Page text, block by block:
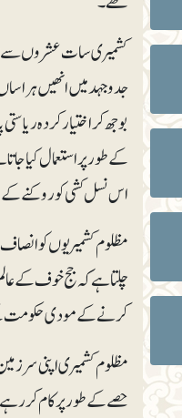
کشمیری سات عشروں سے
جدوجہد میں انھیں
بوجھ کر اختیار کردہ
کے طور پر استعمال کیا
اس نسل کشی کو روکنے
مظلوم کشمیریوں کو
چلتا ہے کہ جج خوف کے
کرنے کے مودی حکومت کے
حصے کے طور پر کام